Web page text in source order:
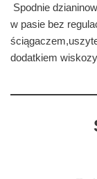
Spodnie
w pasie bez
dodatkiem wiskozy